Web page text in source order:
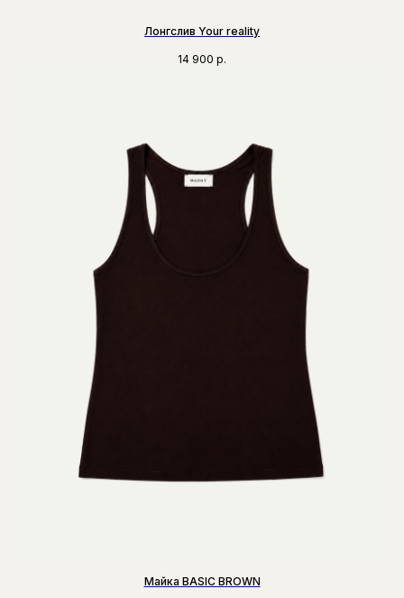
Лонгслив Your reality
14 900 р.
Майка BASIC BROWN